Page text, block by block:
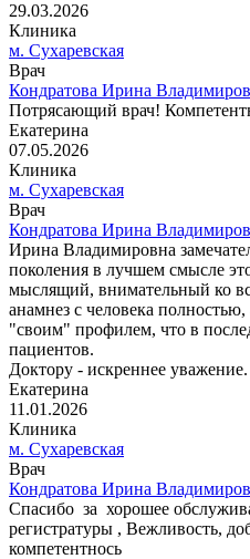
29.03.2026
Клиника
м. Сухаревская
Врач
Кондратова Ирина
Потрясающий врач!
Екатерина
07.05.2026
Клиника
м. Сухаревская
Врач
Кондратова Ирина
Ирина Владимировна
поколения в лучшем смысле
мыслящий, внимательный ко
анамнез с человека
"своим" профилем, что в
пациентов.
Доктору - искреннее уважение.
Екатерина
11.01.2026
Клиника
м. Сухаревская
Врач
Кондратова Ирина
Спасибо за хорошее
регистратуры , Вежливость,
компетентнось